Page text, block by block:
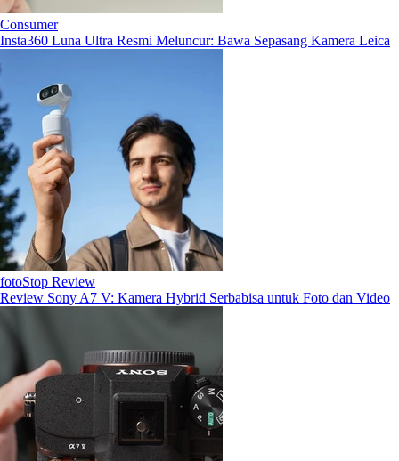
Consumer
Insta360 Luna Ultra Resmi Meluncur: Bawa Sepasang Kamera Leica
fotoStop Review
Review Sony A7 V: Kamera Hybrid Serbabisa untuk Foto dan Video